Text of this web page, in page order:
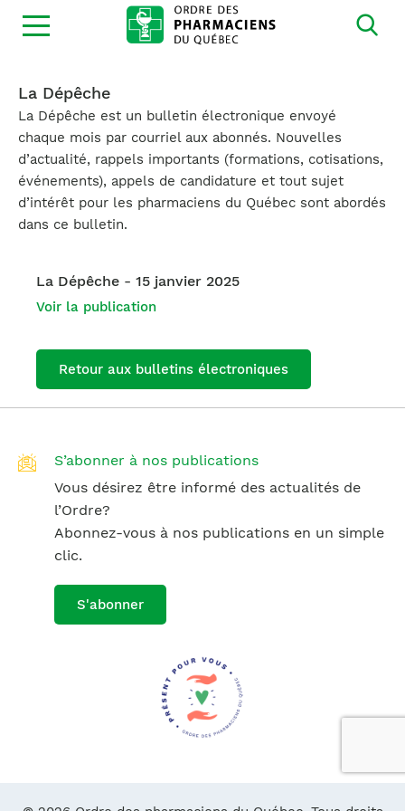
Ouvrir
la
La Dépêche
La Dépêche est un bulletin électronique envoyé
chaque mois par courriel aux abonnés. Nouvelles
d’actualité, rappels importants (formations, cotisations,
événements), appels de candidature et tout sujet
d’intérêt pour les pharmaciens du Québec sont abordés
dans ce bulletin.
La Dépêche - 15 janvier 2025
Voir la publication
Retour aux bulletins électroniques
S’abonner à nos publications
Vous désirez être informé des actualités de
l’Ordre?
Abonnez-vous à nos publications en un simple
clic.
S'abonner